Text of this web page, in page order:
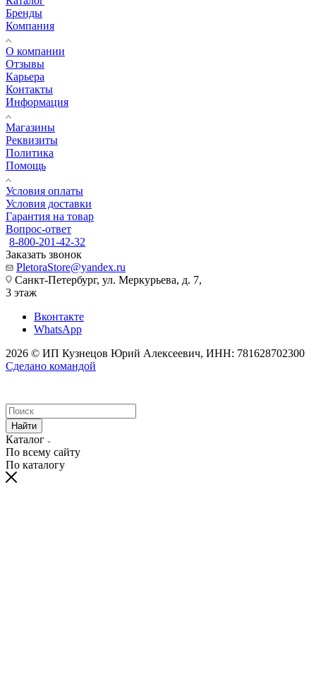
Бренды
Компания
О компании
Отзывы
Карьера
Контакты
Информация
Магазины
Реквизиты
Политика
Помощь
Условия оплаты
Условия доставки
Гарантия на товар
Вопрос-ответ
8-800-201-42-32
Заказать звонок
PletoraStore@yandex.ru
Санкт-Петербург, ул. Меркурьева, д. 7,
3 этаж
Вконтакте
WhatsApp
2026 © ИП Кузнецов Юрий Алексеевич, ИНН: 781628702300
Сделано командой
Найти
Каталог
По всему сайту
По каталогу